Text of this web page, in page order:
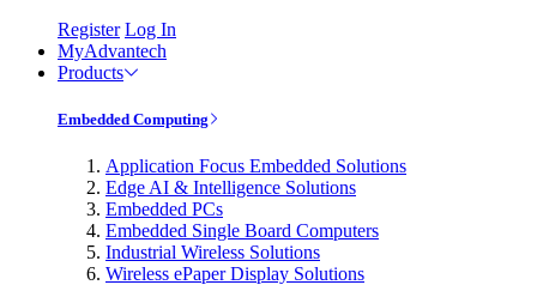
Register Log In
MyAdvantech
Products
Embedded Computing
Application Focus Embedded Solutions
Edge AI & Intelligence Solutions
Embedded PCs
Embedded Single Board Computers
Industrial Wireless Solutions
Wireless ePaper Display Solutions